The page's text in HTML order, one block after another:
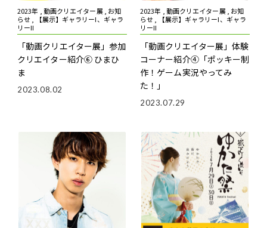
2023年 , 動画クリエイター展 , お知
らせ , 【展示】ギャラリーI、ギャラ
リーII
「動画クリエイター展」参加
クリエイター紹介⑥ ひまひ
ま
2023.08.02
2023年 , 動画クリエイター展 , お知
らせ , 【展示】ギャラリーI、ギャラ
リーII
「動画クリエイター展」体験
コーナー紹介④「ポッキー制
作！ゲーム実況やってみ
た！」
2023.07.29